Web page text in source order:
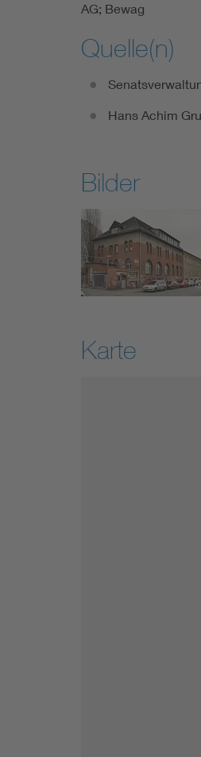
AG; Bewag
Quelle(n)
Hans Achim
Bilder
Karte